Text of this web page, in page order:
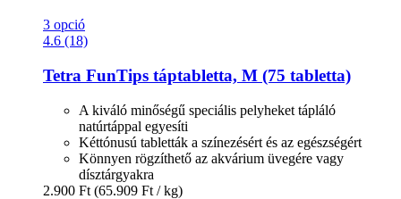
3 opció
4.6 (18)
Tetra FunTips táptabletta, M (75 tabletta)
A kiváló minőségű speciális pelyheket tápláló
natúrtáppal egyesíti
Kéttónusú tabletták a színezésért és az egészségért
Könnyen rögzíthető az akvárium üvegére vagy
dísztárgyakra
2.900 Ft (65.909 Ft / kg)